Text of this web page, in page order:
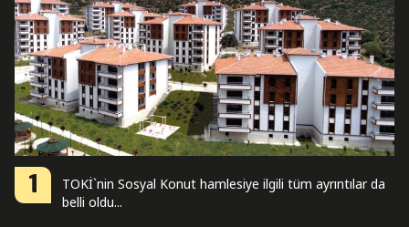
1
TOKİ`nin Sosyal Konut hamlesiye ilgili tüm ayrıntılar da
belli oldu...